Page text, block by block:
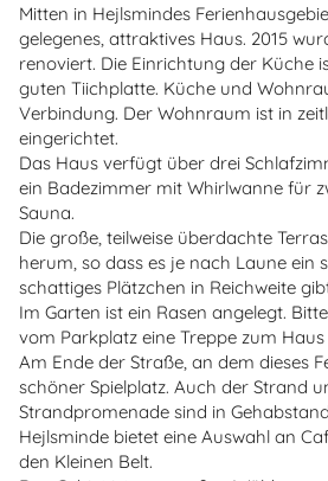
Mitten in Hejlsmindes
gelegenes, attraktives Haus. 2015
renoviert. Die Einrichtung der Küche
guten Tiichplatte. Küche und
Verbindung. Der Wohnraum ist in
eingerichtet.
Das Haus verfügt über drei
ein Badezimmer mit Whirlwanne für
Sauna.
Die große, teilweise überdachte
herum, so dass es je nach Laune ein
schattiges Plätzchen in Reichweite
Im Garten ist ein Rasen angelegt.
vom Parkplatz eine Treppe zum
Am Ende der Straße, an dem dieses
schöner Spielplatz. Auch der Strand
Strandpromenade sind in
Hejlsminde bietet eine Auswahl an
den Kleinen Belt.